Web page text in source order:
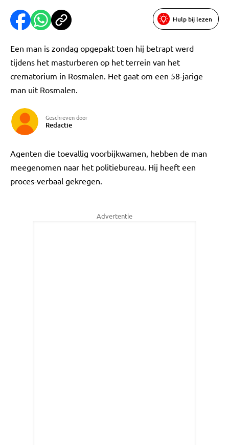
Hulp bij lezen
Een man is zondag opgepakt toen hij betrapt werd
tijdens het masturberen op het terrein van het
crematorium in Rosmalen. Het gaat om een 58-jarige
man uit Rosmalen.
Geschreven door
Redactie
Agenten die toevallig voorbijkwamen, hebben de man
meegenomen naar het politiebureau. Hij heeft een
proces-verbaal gekregen.
Advertentie